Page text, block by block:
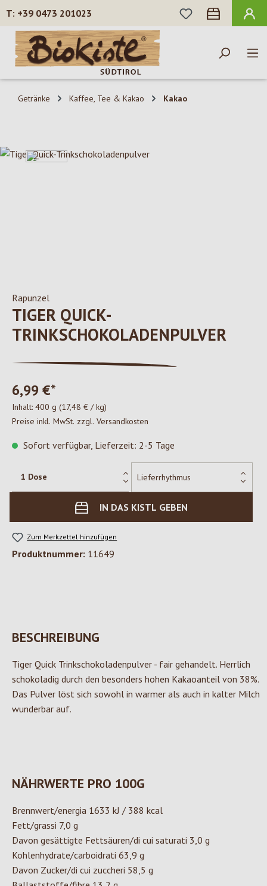
Zum Hauptinhalt springen
+39 0473 201023
DU HAST 0
Getränke Kaffee, Tee & Kakao Kakao
Bildergalerie überspringen
Rapunzel
TIGER QUICK-
TRINKSCHOKOLADENPULVER
6,99 €*
Inhalt: 400 g (17,48 € / kg)
Preise inkl. MwSt. zzgl. Versandkosten
Sofort verfügbar, Lieferzeit: 2-5 Tage
IN DAS KISTL GEBEN
Zum Merkzettel hinzufügen
Produktnummer: 11649
BESCHREIBUNG
Tiger Quick Trinkschokoladenpulver - fair gehandelt. Herrlich
schokoladig durch den besonders hohen Kakaoanteil von 38%.
Das Pulver löst sich sowohl in warmer als auch in kalter Milch
wunderbar auf.
NÄHRWERTE PRO 100G
Brennwert/energia 1633 kJ / 388 kcal
Fett/grassi 7,0 g
Davon gesättigte Fettsäuren/di cui saturati 3,0 g
Kohlenhydrate/carboidrati 63,9 g
Davon Zucker/di cui zuccheri 58,5 g